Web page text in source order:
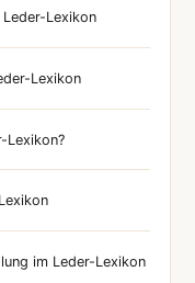
Lexikon
Lexikon
Lexikon?
im Leder-Lexikon